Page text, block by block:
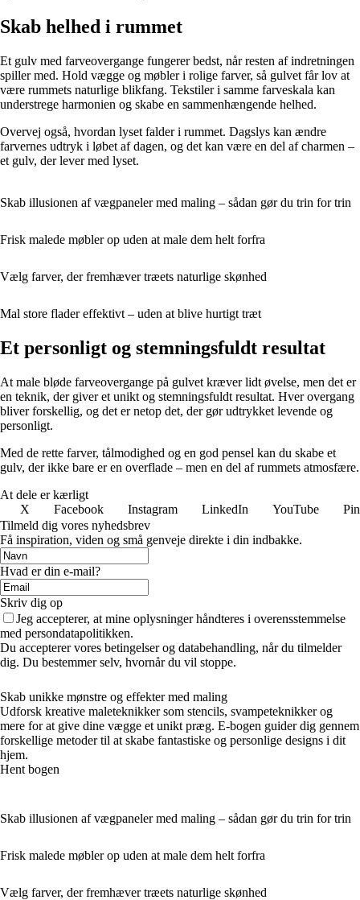
Skab helhed i rummet
Et gulv med farveovergange fungerer bedst, når resten af indretningen
spiller med. Hold vægge og møbler i rolige farver, så gulvet får lov at
være rummets naturlige blikfang. Tekstiler i samme farveskala kan
understrege harmonien og skabe en sammenhængende helhed.
Overvej også, hvordan lyset falder i rummet. Dagslys kan ændre
farvernes udtryk i løbet af dagen, og det kan være en del af charmen –
et gulv, der lever med lyset.
Skab illusionen af vægpaneler med maling – sådan gør du trin for trin
Frisk malede møbler op uden at male dem helt forfra
Vælg farver, der fremhæver træets naturlige skønhed
Mal store flader effektivt – uden at blive hurtigt træt
Et personligt og stemningsfuldt resultat
At male bløde farveovergange på gulvet kræver lidt øvelse, men det er
en teknik, der giver et unikt og stemningsfuldt resultat. Hver overgang
bliver forskellig, og det er netop det, der gør udtrykket levende og
personligt.
Med de rette farver, tålmodighed og en god pensel kan du skabe et
gulv, der ikke bare er en overflade – men en del af rummets atmosfære.
At dele er kærligt
X
Facebook Instagram LinkedIn YouTube
Tilmeld dig vores nyhedsbrev
Få inspiration, viden og små genveje direkte i din indbakke.
Hvad er din e-mail?
Skriv dig op
Jeg accepterer, at mine oplysninger håndteres i overensstemmelse
med persondatapolitikken.
Du accepterer vores betingelser og databehandling, når du tilmelder
dig. Du bestemmer selv, hvornår du vil stoppe.
Skab unikke mønstre og effekter med maling
Udforsk kreative maleteknikker som stencils, svampeteknikker og
mere for at give dine vægge et unikt præg. E-bogen guider dig gennem
forskellige metoder til at skabe fantastiske og personlige designs i dit
hjem.
Hent bogen
Skab illusionen af vægpaneler med maling – sådan gør du trin for trin
Frisk malede møbler op uden at male dem helt forfra
Vælg farver, der fremhæver træets naturlige skønhed